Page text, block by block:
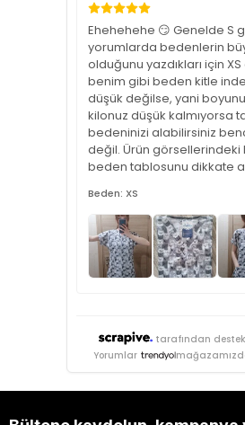
Ehehehehe 😏 Genelde S
yorumlarda bedenlerin
olduğunu yazdıkları için
benim gibi beden kitle
düşük değilse, yani
kilonuz düşük kalmıyorsa
bedeninizi alabilirsiniz
değil. Ürün
beden tablosunu dikkate
Beden: XS
tarafından
Yorumlar